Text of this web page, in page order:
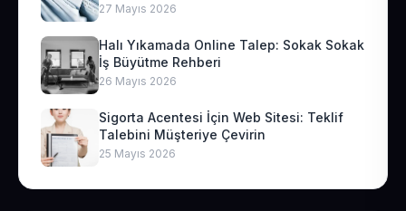
27 Mayıs 2026
Halı Yıkamada Online Talep: Sokak Sokak
İş Büyütme Rehberi
26 Mayıs 2026
Sigorta Acentesi İçin Web Sitesi: Teklif
Talebini Müşteriye Çevirin
25 Mayıs 2026